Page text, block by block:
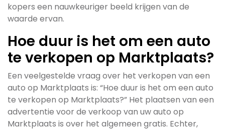
kopers een nauwkeuriger beeld krijgen van de
waarde ervan.
Hoe duur is het om een auto
te verkopen op Marktplaats?
Een veelgestelde vraag over het verkopen van een
auto op Marktplaats is: “Hoe duur is het om een auto
te verkopen op Marktplaats?” Het plaatsen van een
advertentie voor de verkoop van uw auto op
Marktplaats is over het algemeen gratis. Echter,